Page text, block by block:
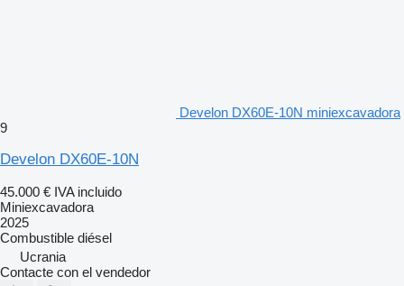
Develon DX60E-10N miniexcavadora
9
Develon DX60E-10N
45.000 € IVA incluido
Miniexcavadora
2025
Combustible diésel
Ucrania
Contacte con el vendedor